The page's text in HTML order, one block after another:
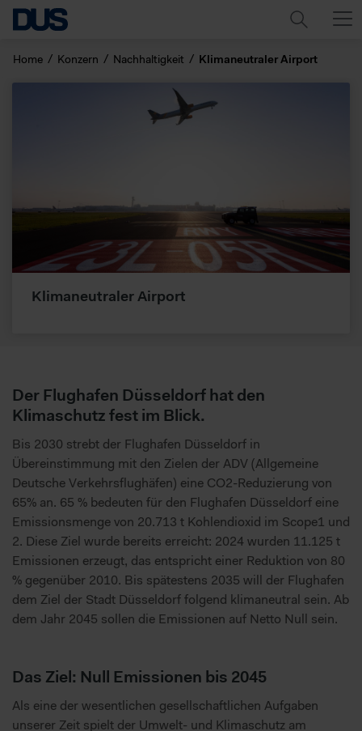
Home Konzern Nachhaltigkeit Klimaneutraler Airport
Klimaneutraler Airport
Der Flughafen Düsseldorf hat den
Klimaschutz fest im Blick.
Bis 2030 strebt der Flughafen Düsseldorf in
Übereinstimmung mit den Zielen der ADV (Allgemeine
Deutsche Verkehrsflughäfen) eine CO2-Reduzierung von
65% an. 65 % bedeuten für den Flughafen Düsseldorf eine
Emissionsmenge von 20.713 t Kohlendioxid im Scope1 und
2. Diese Ziel wurde bereits erreicht: 2024 wurden 11.125 t
Emissionen erzeugt, das entspricht einer Reduktion von 80
% gegenüber 2010. Bis spätestens 2035 will der Flughafen
dem Ziel der Stadt Düsseldorf folgend klimaneutral sein. Ab
dem Jahr 2045 sollen die Emissionen auf Netto Null sein.
Das Ziel: Null Emissionen bis 2045
Als eine der wesentlichen gesellschaftlichen Aufgaben
unserer Zeit spielt der Umwelt- und Klimaschutz am